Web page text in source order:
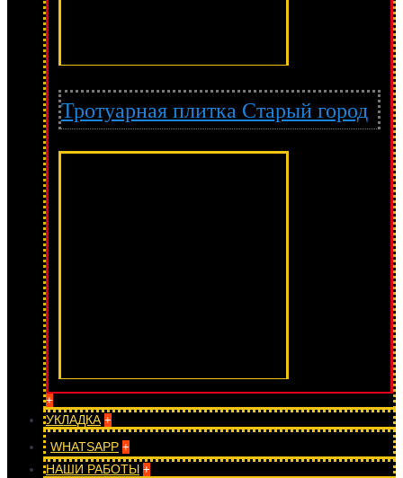
Тротуарная плитка Старый город
+
УКЛАДКА +
WHATSAPP +
НАШИ РАБОТЫ +